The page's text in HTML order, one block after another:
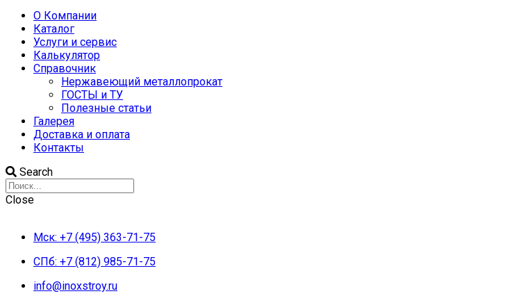
О Компании
Каталог
Услуги и сервис
Калькулятор
Справочник
Нержавеющий металлопрокат
ГОСТЫ и ТУ
Полезные статьи
Галерея
Доставка и оплата
Контакты
Search
Close
Мск: +7 (495) 363-71-75
СПб: +7 (812) 985-71-75
info@inoxstroy.ru